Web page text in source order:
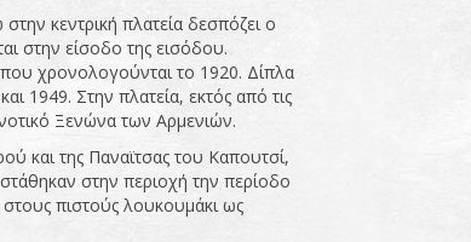
κεντρική πλατεία δεσπόζει ο
στην είσοδο της εισόδου.
που χρονολογούνται το 1920. Δίπλα
1949. Στην πλατεία, εκτός από τις
Ξενώνα των Αρμενιών.
και της Παναϊτσας του Καπουτσί,
στην περιοχή την περίοδο
πιστούς λουκουμάκι ως